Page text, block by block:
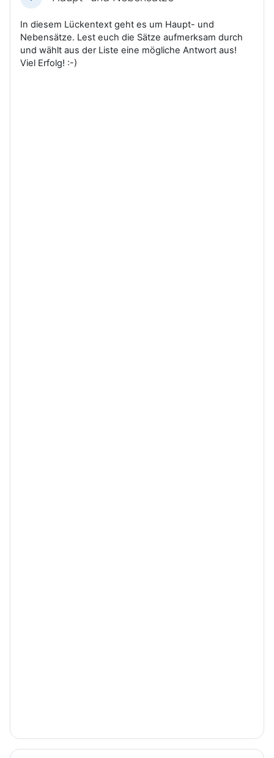
In diesem Lückentext geht es um Haupt- und
Nebensätze. Lest euch die Sätze aufmerksam durch
und wählt aus der Liste eine mögliche Antwort aus!
Viel Erfolg! :-)